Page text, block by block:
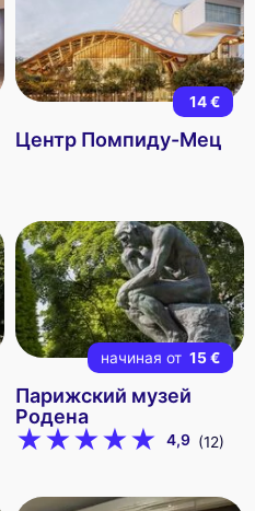
14 €
Центр Помпиду-Мец
начиная от 15 €
Парижский музей
Родена
4,9 (12)